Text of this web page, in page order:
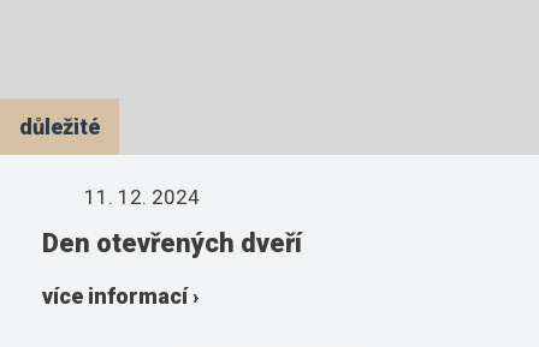
důležité
11. 12. 2024
Den otevřených dveří
více informací ›